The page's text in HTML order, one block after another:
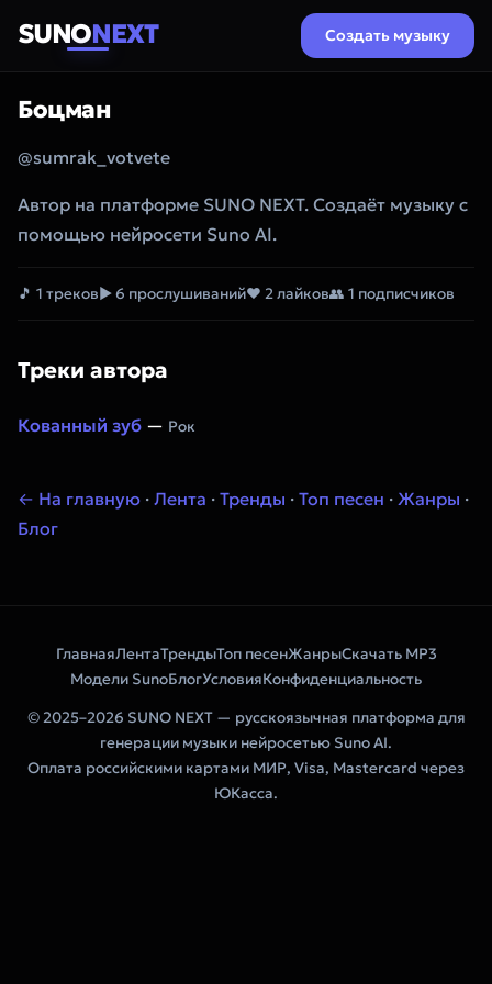
SUNONEXT Создать музыку
Боцман
@sumrak_votvete
Автор на платформе SUNO NEXT. Создаёт музыку с
помощью нейросети Suno AI.
🎵 1 треков▶ 6 прослушиваний❤ 2 лайков👥 1 подписчиков
Треки автора
Кованный зуб — Рок
← На главную · Лента · Тренды · Топ песен · Жанры ·
Блог
ГлавнаяЛентаТрендыТоп песенЖанрыСкачать MP3
Модели SunoБлогУсловияКонфиденциальность
© 2025–2026 SUNO NEXT — русскоязычная платформа для
генерации музыки нейросетью Suno AI.
Оплата российскими картами МИР, Visa, Mastercard через
ЮКасса.